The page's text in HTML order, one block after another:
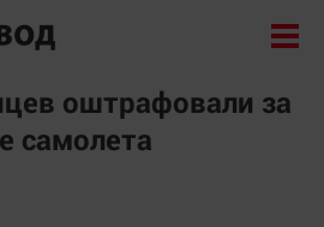
оштрафовали за
самолета